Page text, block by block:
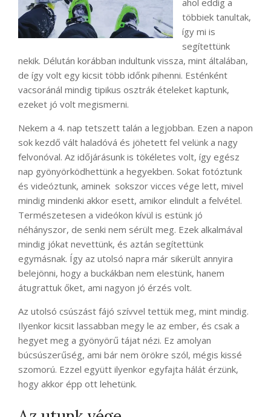
többiek tanultak,
így mi is
segítettünk
nekik. Délután korábban indultunk vissza, mint általában,
de így volt egy kicsit több időnk pihenni. Esténként
vacsoránál mindig tipikus osztrák ételeket kaptunk,
ezeket jó volt megismerni.
Nekem a 4. nap tetszett talán a legjobban. Ezen a napon
sok kezdő vált haladóvá és jöhetett fel velünk a nagy
felvonóval. Az időjárásunk is tökéletes volt, így egész
nap gyönyörködhettünk a hegyekben. Sokat fotóztunk
és videóztunk, aminek sokszor vicces vége lett, mivel
mindig mindenki akkor esett, amikor elindult a felvétel.
Természetesen a videókon kívül is estünk jó
néhányszor, de senki nem sérült meg. Ezek alkalmával
mindig jókat nevettünk, és aztán segítettünk
egymásnak. Így az utolsó napra már sikerült annyira
belejönni, hogy a buckákban nem elestünk, hanem
átugrattuk őket, ami nagyon jó érzés volt.
Az utolsó csúszást fájó szívvel tettük meg, mint mindig.
Ilyenkor kicsit lassabban megy le az ember, és csak a
hegyet meg a gyönyörű tájat nézi. Ez amolyan
búcsúszerűség, ami bár nem örökre szól, mégis kissé
szomorú. Ezzel együtt ilyenkor egyfajta hálát érzünk,
hogy akkor épp ott lehetünk.